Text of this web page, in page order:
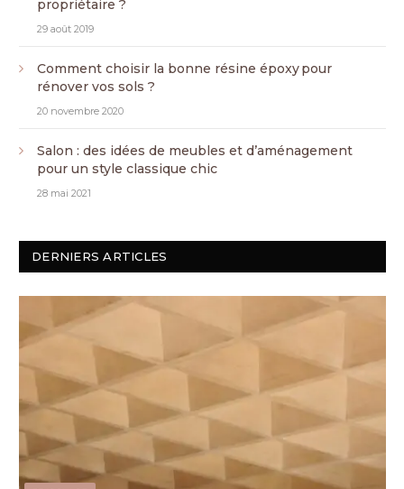
propriétaire ?
29 août 2019
Comment choisir la bonne résine époxy pour
rénover vos sols ?
20 novembre 2020
Salon : des idées de meubles et d’aménagement
pour un style classique chic
28 mai 2021
DERNIERS ARTICLES